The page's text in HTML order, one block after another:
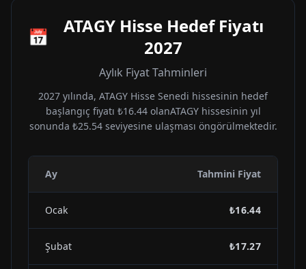
📅 ATAGYHisse Hedef Fiyatı
2027
Aylık Fiyat Tahminleri
2027 yılında, ATAGY Hisse Senedi hissesinin hedef
başlangıç fiyatı ₺16.44olanATAGYhissesinin yıl
sonunda ₺25.54seviyesine ulaşması öngörülmektedir.
Ay Tahmini Fiyat
Ocak ₺16.44
Şubat ₺17.27